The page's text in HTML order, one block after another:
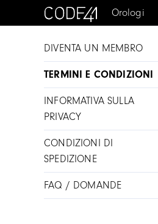
Orologi
DIVENTA UN MEMBRO
TERMINI E CONDIZIONI
INFORMATIVA SULLA
PRIVACY
CONDIZIONI DI
SPEDIZIONE
FAQ / DOMANDE